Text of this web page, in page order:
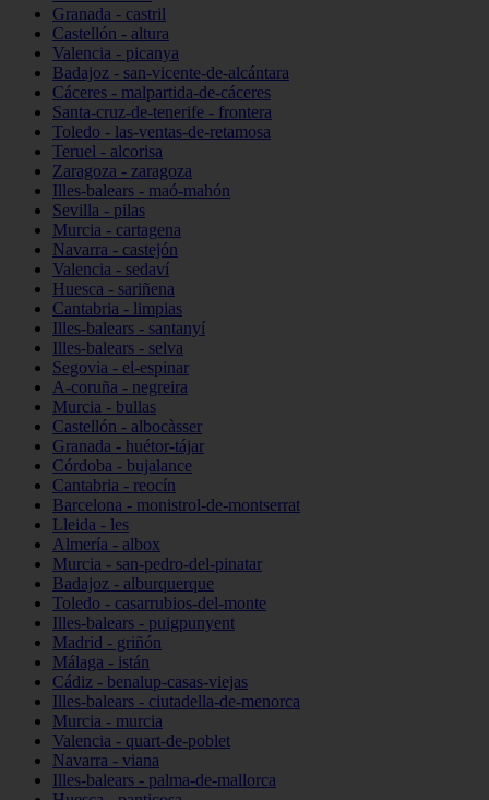
Granada - castril
Castellón - altura
Valencia - picanya
Badajoz - san-vicente-de-alcántara
Cáceres - malpartida-de-cáceres
Santa-cruz-de-tenerife - frontera
Toledo - las-ventas-de-retamosa
Teruel - alcorisa
Zaragoza - zaragoza
Illes-balears - maó-mahón
Sevilla - pilas
Murcia - cartagena
Navarra - castejón
Valencia - sedaví
Huesca - sariñena
Cantabria - limpias
Illes-balears - santanyí
Illes-balears - selva
Segovia - el-espinar
A-coruña - negreira
Murcia - bullas
Castellón - albocàsser
Granada - huétor-tájar
Córdoba - bujalance
Cantabria - reocín
Barcelona - monistrol-de-montserrat
Lleida - les
Almería - albox
Murcia - san-pedro-del-pinatar
Badajoz - alburquerque
Toledo - casarrubios-del-monte
Illes-balears - puigpunyent
Madrid - griñón
Málaga - istán
Cádiz - benalup-casas-viejas
Illes-balears - ciutadella-de-menorca
Murcia - murcia
Valencia - quart-de-poblet
Navarra - viana
Illes-balears - palma-de-mallorca